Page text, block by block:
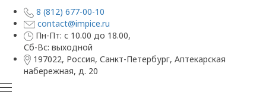
8 (812) 677-00-10
contact@impice.ru
Пн-Пт: с 10.00 до 18.00,
Сб-Вс: выходной
197022, Россия, Санкт-Петербург, Аптекарская
набережная, д. 20